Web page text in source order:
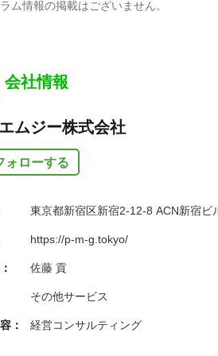
ム情報の掲載はございません。
会社情報
ムジー株式会社
ォローする
東京都新宿区新宿2-12-8 ACN新宿ビ
https://p-m-g.tokyo/
佐藤 貢
その他サービス
： 経営コンサルティング